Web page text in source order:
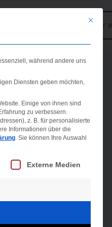
Partner
Mit
während andere uns
Diensten geben möchten,
Einige von ihnen sind
zu verbessern.
z. B. für personalisierte
Informationen über die
. Sie können Ihre Auswahl
eine Einwilligung
Externe Medien